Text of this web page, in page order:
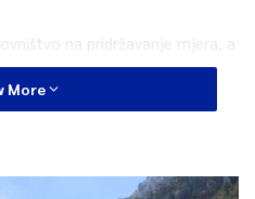
na pridržavanje mjera, a
na pojačan nadzor poštivanja
većeg broja destinacija, ali i
More